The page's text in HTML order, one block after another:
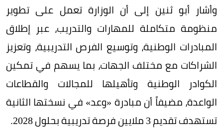
وأشار أبو ثنين إلى أن الوزارة تعمل على تطوير
منظومة متكاملة للمهارات والتدريب، عبر إطلاق
المبادرات الوطنية، وتوسيع الفرص التدريبية، وتعزيز
الشراكات مع مختلف الجهات، بما يسهم في تمكين
الكوادر الوطنية وتأهيلها للمجالات والقطاعات
الواعدة، مضيفاً أن مبادرة «وعد» في نسختها الثانية
تستهدف تقديم 3 ملايين فرصة تدريبية بحلول 2028.